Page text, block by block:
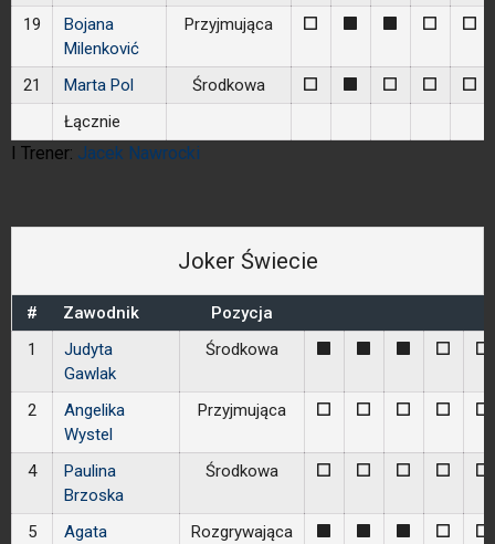
19
Bojana
Milenković
Przyjmująca 0 0 0
21 Marta Pol Środkowa 0 0 0 0
Łącznie
I Trener: Jacek Nawrocki
Joker Świecie
# Zawodnik
Pozycja
1
Judyta
Gawlak
Środkowa 0 0
2
Angelika
Wystel
Przyjmująca 0 0 0 0 0
4
Paulina
Brzoska
Środkowa 0 0 0 0 0
5
Agata
Rozgrywająca 0 0